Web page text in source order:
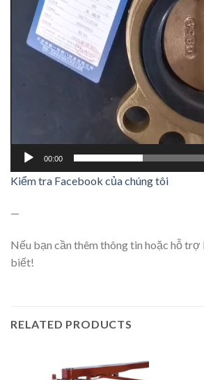
00:00
Kiểm tra Facebook của chúng tôi
—
Nếu bạn cần thêm thông tin hoặc hỗ trợ
biết!
RELATED PRODUCTS